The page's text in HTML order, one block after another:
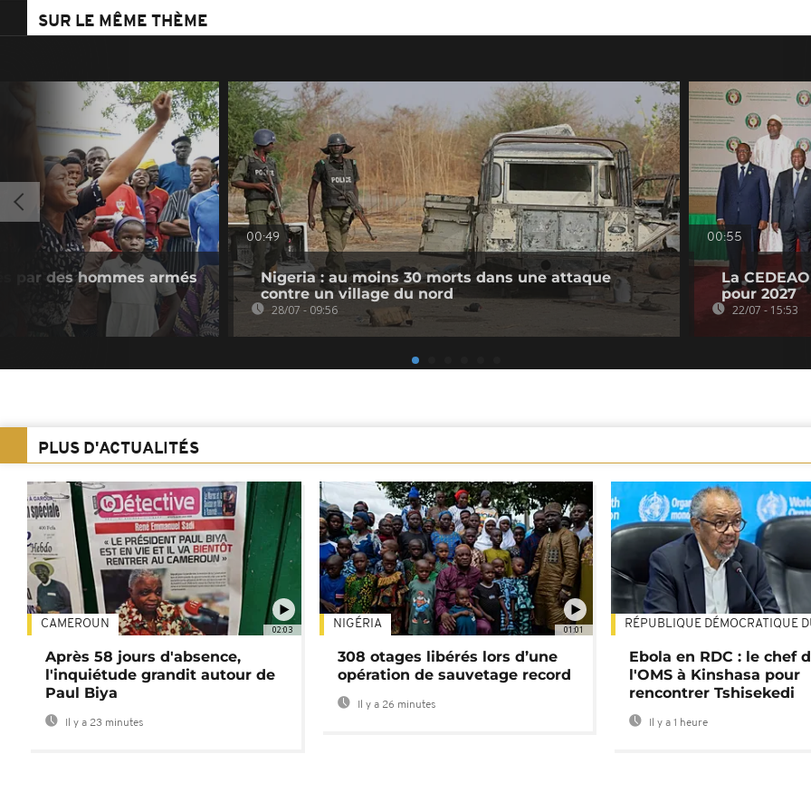
SUR LE MÊME THÈME
par des hommes armés
00:49
Nigeria : au moins 30 morts dans une attaque
contre un village du nord
28/07 - 09:56
00:55
La
pour 2027
22/07 - 15:53
PLUS D'ACTUALITÉS
02:03
CAMEROUN
Après 58 jours d'absence,
l'inquiétude grandit autour de
Paul Biya
Il y a 23 minutes
01:01
NIGÉRIA
308 otages libérés lors d’une
opération de sauvetage record
Il y a 26 minutes
RÉPUBLIQUE DÉMOCRATIQUE
Ebola en RDC : le chef
l'OMS à Kinshasa pour
rencontrer Tshisekedi
Il y a 1 heure